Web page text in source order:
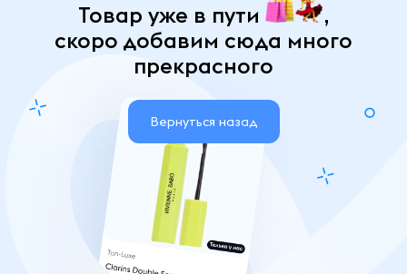
Товар уже в пути
,
скоро добавим сюда много
прекрасного
Вернуться назад